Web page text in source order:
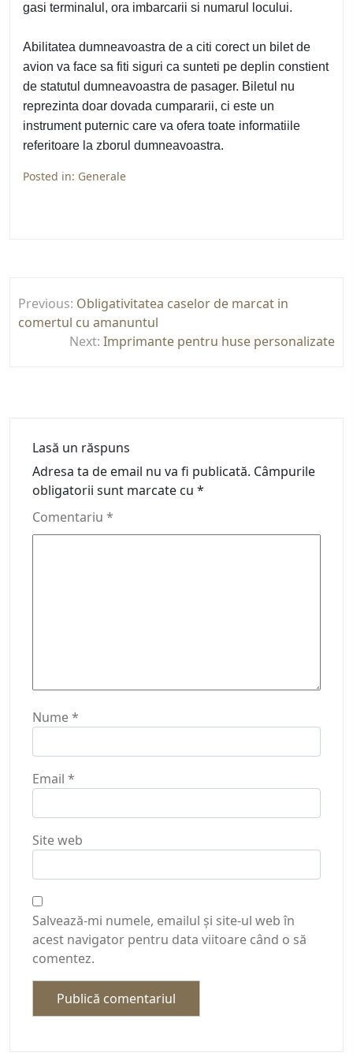
gasi terminalul, ora imbarcarii si numarul locului.
Abilitatea dumneavoastra de a citi corect un bilet de
avion va face sa fiti siguri ca sunteti pe deplin constient
de statutul dumneavoastra de pasager. Biletul nu
reprezinta doar dovada cumpararii, ci este un
instrument puternic care va ofera toate informatiile
referitoare la zborul dumneavoastra.
Posted in: Generale
în
articole
Previous: Obligativitatea caselor de marcat in
comertul cu amanuntul
Next: Imprimante pentru huse personalizate
Lasă un răspuns
Adresa ta de email nu va fi publicată. Câmpurile
obligatorii sunt marcate cu *
Comentariu *
Nume*
Email *
Site web
Salvează-mi numele, emailul și site-ul web în
acest navigator pentru data viitoare când o să
comentez.